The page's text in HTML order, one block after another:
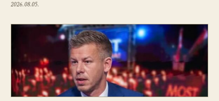
2026.08.05.